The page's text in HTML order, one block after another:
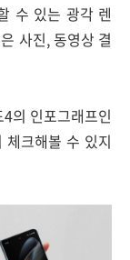
수 있는 광각 렌
사진, 동영상 결
의 인포그래프인
체크해볼 수 있지